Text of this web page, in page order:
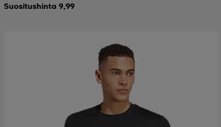
Suositushinta 9,99